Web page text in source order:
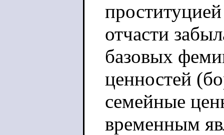
отчасти
базовых
ценностей
семейные
временным